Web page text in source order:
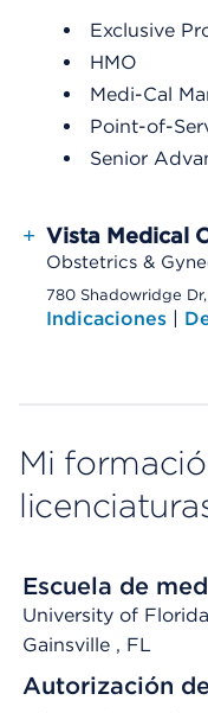
Exclusive
HMO
Medi-Cal
Point-of-
Senior
+ Vista Medical
Obstetrics &
780 Shadowridge
Indicaciones |
Mi
Escuela de
University of Florida
Gainsville , FL
Autorización